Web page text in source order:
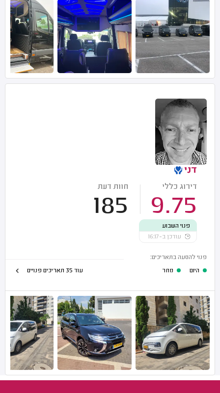
דני
דירוג כללי
9.75
חוות דעת
185
פנוי השבוע
עודכן ב-16:17
פנוי להסעה בתאריכים:
היום
מחר עוד 35 תאריכים פנויים